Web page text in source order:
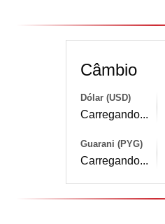
Câmbio
Dólar (USD)
Carregando...
Guarani (PYG)
Carregando...